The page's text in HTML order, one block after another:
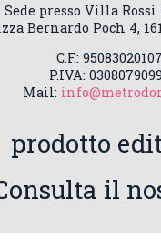
Sede presso Villa
Bernardo Poch 4,
C.F.: 95083020107
P.IVA:
Mail:
prodotto
il